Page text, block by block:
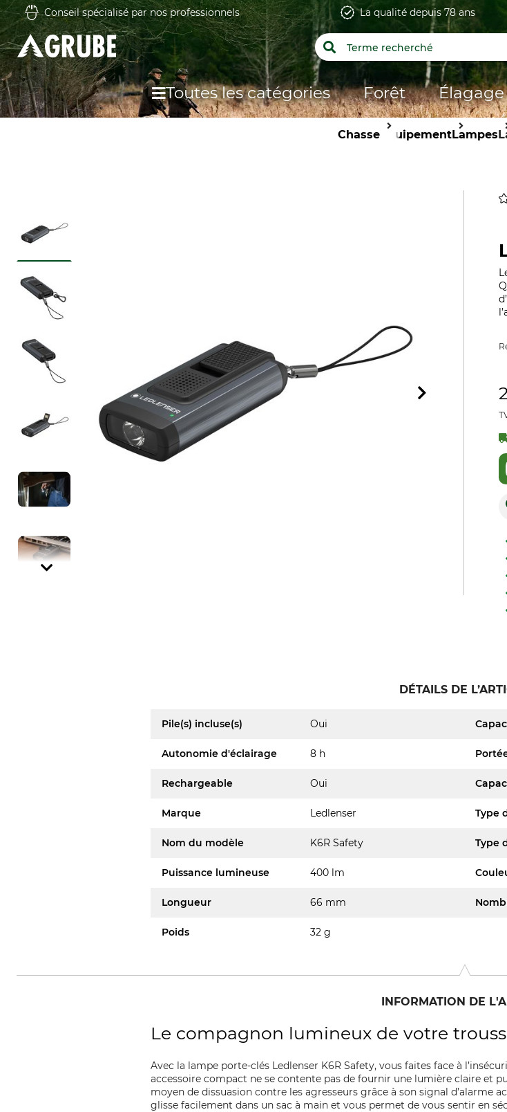
Conseil spécialisé par nos professionnels La qualité depuis 78 ans
Toutes les catégories Forêt Élagage
ChasseÉquipementLampes
DÉTAILS DE
Pile(s) incluse(s) Oui
Autonomie d'éclairage 8 h
Rechargeable Oui
Marque Ledlenser Type
Nom du modèle K6R Safety Type
Puissance lumineuse 400 lm
Longueur 66 mm
Poids 32 g
INFORMATION DE
Le compagnon lumineux de votre
Avec la lampe porte-clés Ledlenser K6R Safety, vous faites face à
accessoire compact ne se contente pas de fournir une lumière claire et
moyen de dissuasion contre les agresseurs grâce à son signal d’alarme
glisse facilement dans un sac à main et vous permet de vous sentir en